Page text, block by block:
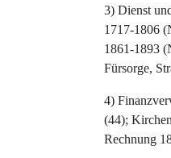
3) Dienst
1717-1806
1861-1893
Fürsorge,
4)
(44);
Rechnung